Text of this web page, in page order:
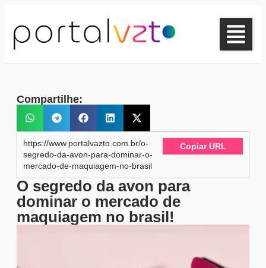
Compartilhe:
https://www.portalvazto.com.br/o-
segredo-da-avon-para-dominar-o-
mercado-de-maquiagem-no-brasil
Copiar URL
O segredo da avon para
dominar o mercado de
maquiagem no brasil!